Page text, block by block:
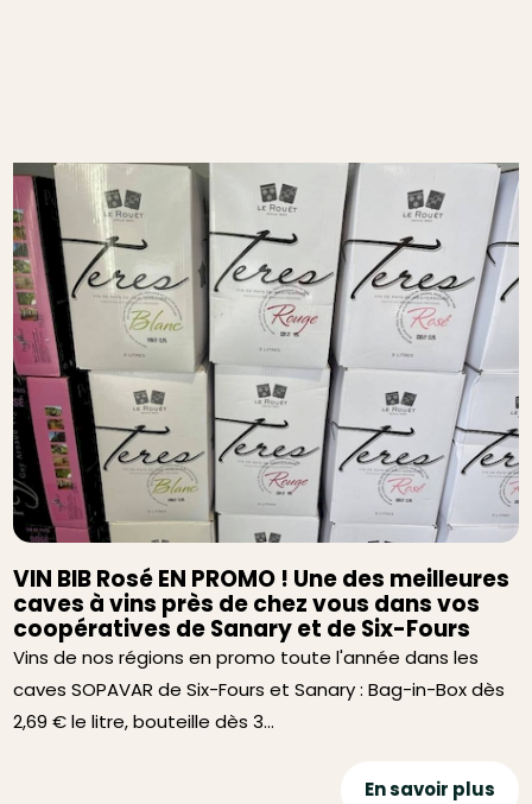
VIN BIB Rosé EN PROMO ! Une des meilleures
caves à vins près de chez vous dans vos
coopératives de Sanary et de Six-Fours
Vins de nos régions en promo toute l'année dans les
caves SOPAVAR de Six-Fours et Sanary : Bag-in-Box dès
2,69 € le litre, bouteille dès 3...
En savoir plus